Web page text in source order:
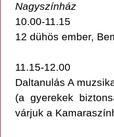
Nagyszínház
10.00-11.15
12 dühös ember,
11.15-12.00
Daltanulás A
(a gyerekek
várjuk a